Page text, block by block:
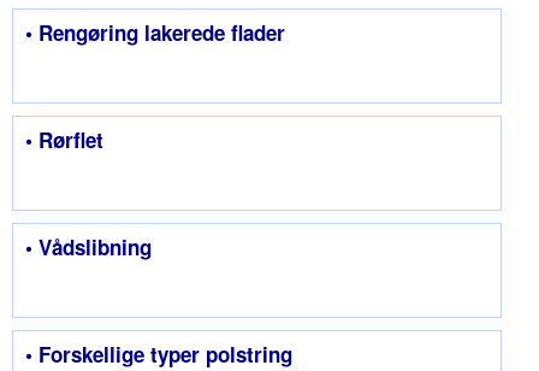
• Rengøring lakerede flader
• Rørflet
• Vådslibning
• Forskellige typer polstring